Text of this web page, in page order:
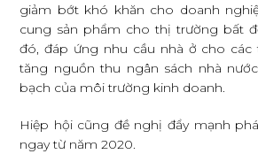
giảm bớt khó khăn cho doanh
cung sản phẩm cho thị trường bất
đó, đáp ứng nhu cầu nhà ở cho các
tăng nguồn thu ngân sách nhà
bạch của môi trường kinh doanh.
Hiệp hội cũng đề nghị đẩy mạnh
ngay từ năm 2020.